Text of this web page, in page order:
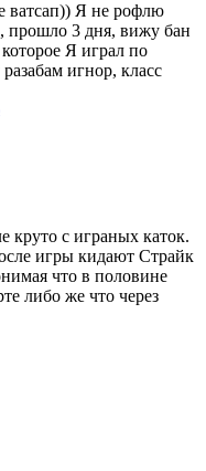
ватсап)) Я не рофлю
прошло 3 дня, вижу бан
Я играл по
игнор, класс
круто с играных каток.
игры кидают Страйк
что в половине
либо же что через